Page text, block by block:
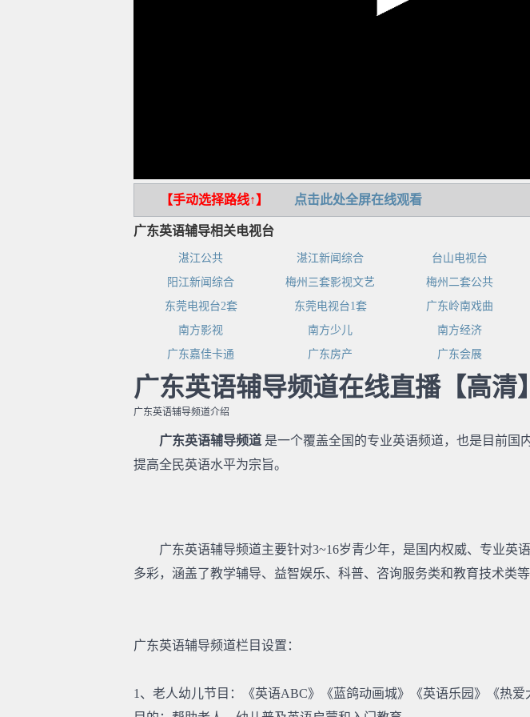
【手动选择路线↑】 点击此处全屏在线观看
广东英语辅导相关电视台
湛江公共 湛江新闻综合 台山电视台
阳江新闻综合
梅州三套影视文艺 梅州二套公共
东莞电视台2套
东莞电视台1套 广东岭南戏曲
南方影视
南方少儿 南方经济
广东嘉佳卡通
广东房产 广东会展
广东英语辅导频道在线直播【高清】
广东英语辅导频道介绍
广东英语辅导频道 是一个覆盖全国的专业英语频道，也是目前国
提高全民英语水平为宗旨。
广东英语辅导频道主要针对3~16岁青少年，是国内权威、专业英
多彩，涵盖了教学辅导、益智娱乐、科普、咨询服务类和教育技术类
广东英语辅导频道栏目设置：
1、老人幼儿节目：《英语ABC》《蓝鸽动画城》《英语乐园》《热爱